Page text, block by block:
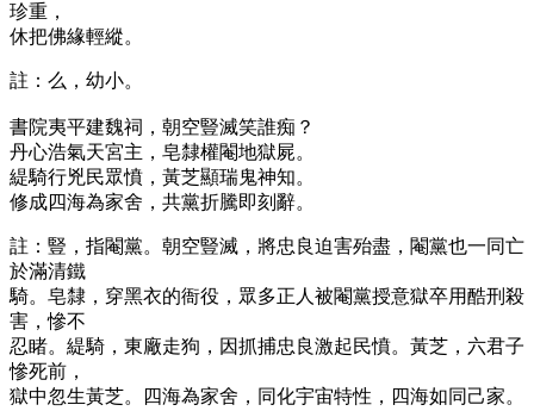
珍重，
休把佛緣輕縱。
註：么，幼小。
書院夷平建魏祠，朝空豎滅笑誰痴？
丹心浩氣天宮主，皂隸權閹地獄屍。
緹騎行兇民眾憤，黃芝顯瑞鬼神知。
修成四海為家舍，共黨折騰即刻辭。
註：豎，指閹黨。朝空豎滅，將忠良迫害殆盡，閹黨也一同亡
於滿清鐵
騎。皂隸，穿黑衣的衙役，眾多正人被閹黨授意獄卒用酷刑殺
害，慘不
忍睹。緹騎，東廠走狗，因抓捕忠良激起民憤。黃芝，六君子
慘死前，
獄中忽生黃芝。四海為家舍，同化宇宙特性，四海如同己家。